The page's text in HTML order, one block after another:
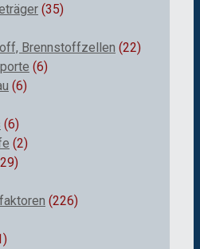
(35)
Brennstoffzellen (22)
(6)
(6)
(6)
(2)
(226)